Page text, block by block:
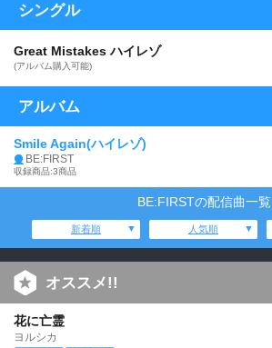
シングル
Great Mistakes ハイレゾ
(アルバム購入可能)
アルバム
Smile Again(ハイレゾ)
BE:FIRST
収録商品:3商品
BE:FIRSTの配信曲一覧
新着順 人気順
オススメ!!
花に亡霊
ヨルシカ